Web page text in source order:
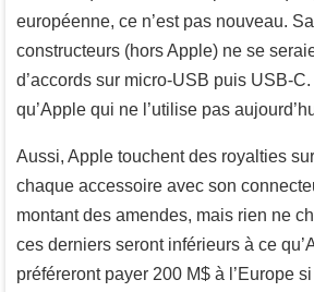
européenne, ce n’est pas nouveau.
constructeurs (hors Apple) ne se
d’accords sur micro-USB puis USB-C.
qu’Apple qui ne l’utilise pas
Aussi, Apple touchent des royalties
chaque accessoire avec son
montant des amendes, mais rien ne
ces derniers seront inférieurs à ce
préféreront payer 200 M$ à l’Europe